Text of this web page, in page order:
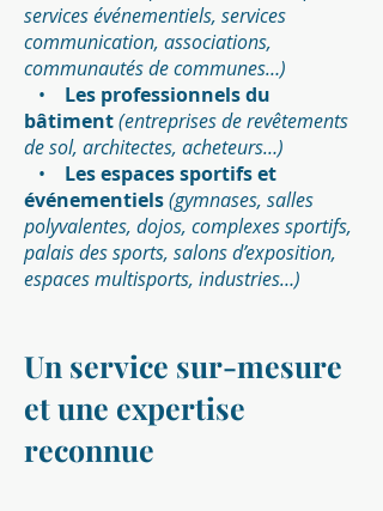
services événementiels, services
communication, associations,
communautés de communes…)
• Les professionnels du
bâtiment(entreprises de revêtements
de sol, architectes, acheteurs…)
• Les espaces sportifs et
événementiels(gymnases, salles
polyvalentes, dojos, complexes sportifs,
palais des sports, salons d’exposition,
espaces multisports, industries…)
Un service sur-mesure
et une expertise
reconnue